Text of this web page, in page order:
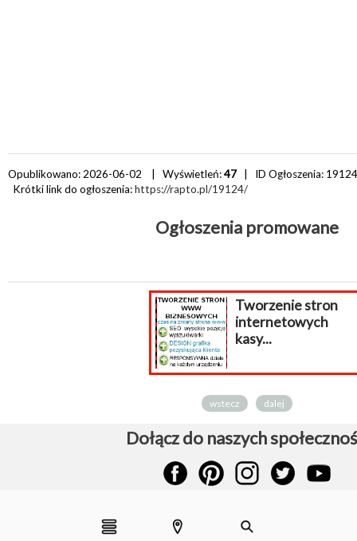
Opublikowano: 2026-06-02 | Wyświetleń:47| ID Ogłoszenia: 19124
Krótki link do ogłoszenia:https://rapto.pl/19124/
Ogłoszenia promowane
Tworzenie stron
internetowych
kasy...
wstecz dalej
Dołącz do naszych